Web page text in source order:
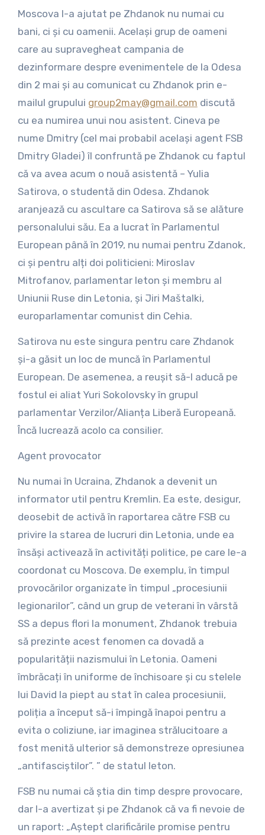
Moscova l-a ajutat pe Zhdanok nu numai cu
bani, ci și cu oamenii. Același grup de oameni
care au supravegheat campania de
dezinformare despre evenimentele de la Odesa
din 2 mai și au comunicat cu Zhdanok prin e-
mailul grupului group2may@gmail.com discută
cu ea numirea unui nou asistent. Cineva pe
nume Dmitry (cel mai probabil același agent FSB
Dmitry Gladei) îl confruntă pe Zhdanok cu faptul
că va avea acum o nouă asistentă – Yulia
Satirova, o studentă din Odesa. Zhdanok
aranjează cu ascultare ca Satirova să se alăture
personalului său. Ea a lucrat în Parlamentul
European până în 2019, nu numai pentru Zdanok,
ci și pentru alți doi politicieni: Miroslav
Mitrofanov, parlamentar leton și membru al
Uniunii Ruse din Letonia, și Jiri Maštalki,
europarlamentar comunist din Cehia.
Satirova nu este singura pentru care Zhdanok
și-a găsit un loc de muncă în Parlamentul
European. De asemenea, a reușit să-l aducă pe
fostul ei aliat Yuri Sokolovsky în grupul
parlamentar Verzilor/Alianța Liberă Europeană.
Încă lucrează acolo ca consilier.
Agent provocator
Nu numai în Ucraina, Zhdanok a devenit un
informator util pentru Kremlin. Ea este, desigur,
deosebit de activă în raportarea către FSB cu
privire la starea de lucruri din Letonia, unde ea
însăși activează în activități politice, pe care le-a
coordonat cu Moscova. De exemplu, în timpul
provocărilor organizate în timpul „procesiunii
legionarilor”, când un grup de veterani în vârstă
SS a depus flori la monument, Zhdanok trebuia
să prezinte acest fenomen ca dovadă a
popularității nazismului în Letonia. Oameni
îmbrăcați în uniforme de închisoare și cu stelele
lui David la piept au stat în calea procesiunii,
poliția a început să-i împingă înapoi pentru a
evita o coliziune, iar imaginea strălucitoare a
fost menită ulterior să demonstreze opresiunea
„antifasciștilor”. ” de statul leton.
FSB nu numai că știa din timp despre provocare,
dar l-a avertizat și pe Zhdanok că va fi nevoie de
un raport: „Aștept clarificările promise pentru